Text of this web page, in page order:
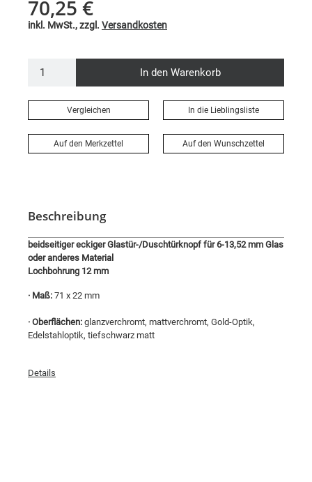
70,25 €
inkl. MwSt., zzgl. Versandkosten
In den Warenkorb
Vergleichen In die Lieblingsliste
Auf den Merkzettel Auf den Wunschzettel
Beschreibung
beidseitiger eckiger Glastür-/Duschtürknopf für 6-13,52 mm Glas
oder anderes Material
Lochbohrung 12 mm
· Maß: 71 x 22 mm
· Oberflächen: glanzverchromt, mattverchromt, Gold-Optik,
Edelstahloptik, tiefschwarz matt
Details